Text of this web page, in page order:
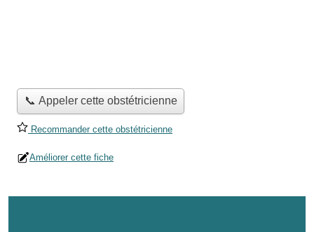
📞 Appeler cette obstétricienne
Recommander cette obstétricienne
Améliorer cette fiche